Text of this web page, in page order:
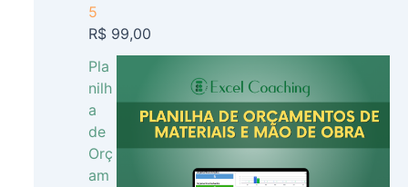
5
R$99,00
Pla
nilh
a
de
Orç
am